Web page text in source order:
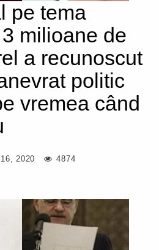
pe tema
milioane de
a recunoscut
politic
vremea când
2020 4874